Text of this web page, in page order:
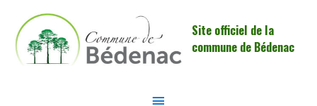
Site officiel de la
commune de Bédenac
MENU